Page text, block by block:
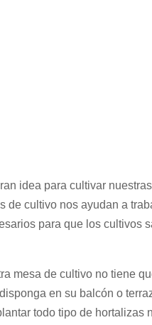
idea para cultivar
de cultivo nos ayudan a
para que los cultivos
mesa de cultivo no tiene
en su balcón o
todo tipo de hortalizas